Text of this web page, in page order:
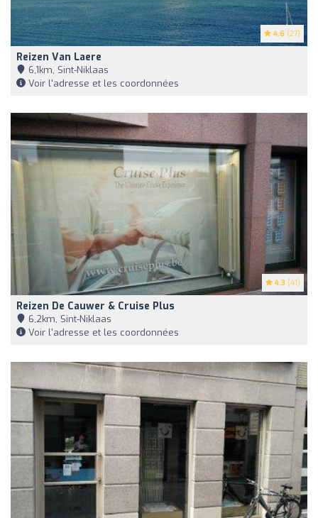
4.6 (27)
Reizen Van Laere
6,1km, Sint-Niklaas
Voir l'adresse et les coordonnées
4.3 (41)
Reizen De Cauwer & Cruise Plus
6,2km, Sint-Niklaas
Voir l'adresse et les coordonnées